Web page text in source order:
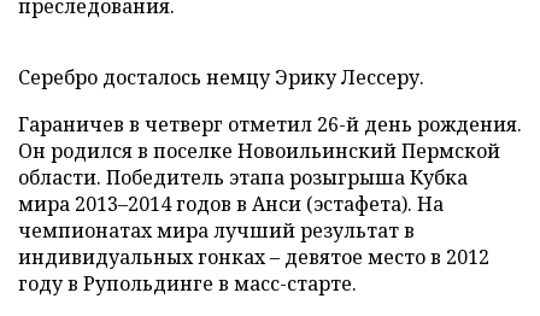
преследования.
Серебро досталось немцу Эрику Лессеру.
Гараничев в четверг отметил 26-й день рождения.
Он родился в поселке Новоильинский Пермской
области. Победитель этапа розыгрыша Кубка
мира 2013–2014 годов в Анси (эстафета). На
чемпионатах мира лучший результат в
индивидуальных гонках – девятое место в 2012
году в Рупольдинге в масс-старте.